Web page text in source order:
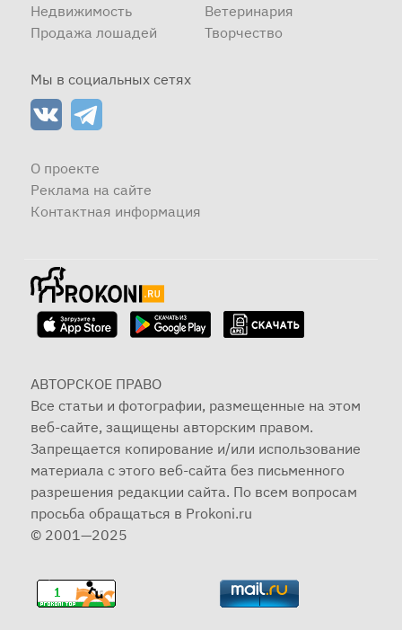
Недвижимость
Продажа лошадей
Ветеринария
Творчество
Мы в социальных сетях
О проекте
Реклама на сайте
Контактная информация
АВТОРСКОЕ ПРАВО
Все статьи и фотографии, размещенные на этом
веб-сайте, защищены авторским правом.
Запрещается копирование и/или использование
материала с этого веб-сайта без письменного
разрешения редакции сайта. По всем вопросам
просьба обращаться в Prokoni.ru
© 2001—2025